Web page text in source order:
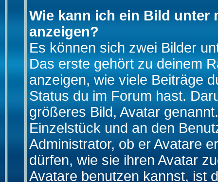
Wie kann ich ein Bild unter
anzeigen?
Es können sich zwei Bilder
Das erste gehört zu deinem
anzeigen, wie viele Beiträge
Status du im Forum hast.
größeres Bild, Avatar
Einzelstück und an den
Administrator, ob er Avatare
dürfen, wie sie ihren Avatar
Avatare benutzen kannst, ist